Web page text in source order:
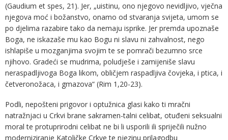
(Gaudium et spes, 21). Jer, „uistinu, ono njegovo nevidljivo, vječna
njegova moć i božanstvo, onamo od stvaranja svijeta, umom se
po djelima razabire tako da nemaju isprike. Jer premda upoznaše
Boga, ne iskazaše mu kao Bogu ni slavu ni zahvalnost, nego
ishlapiše u mozganjima svojim te se pomrači bezumno srce
njihovo. Gradeći se mudrima, poludješe i zamijeniše slavu
neraspadljivoga Boga likom, obličjem raspadljiva čovjeka, i ptica, i
četveronožaca, i gmazova“ (Rim 1,20-23).
Podli, nepošteni prigovor i optužnica glasi kako ti mračni
natražnjaci u Crkvi brane sakramen-talni celibat, otuđeni seksualni
moral te protuprirodni celibat ne bi li usporili ili spriječili nužno
moderniziranje Katoličke Crkve te njezinu prilagodbu